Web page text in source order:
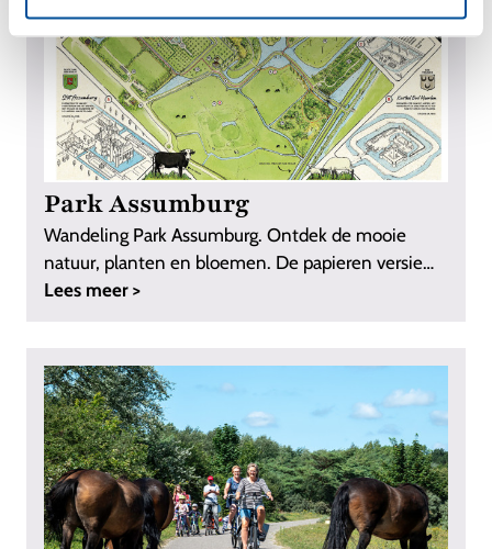
Park Assumburg
Wandeling Park Assumburg. Ontdek de mooie
natuur, planten en bloemen. De papieren versie
van ...
Lees meer >